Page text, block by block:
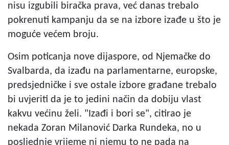
nisu izgubili biračka prava, već danas trebalo
pokrenuti kampanju da se na izbore izađe u što je
moguće većem broju.
Osim poticanja nove dijaspore, od Njemačke do
Svalbarda, da izađu na parlamentarne, europske,
predsjedničke i sve ostale izbore građane trebalo
bi uvjeriti da je to jedini način da dobiju vlast
kakvu većinu želi. "Izađi i bori se", citirao je
nekada Zoran Milanović Darka Rundeka, no u
posljednje vrijeme ni njemu to ne pada na